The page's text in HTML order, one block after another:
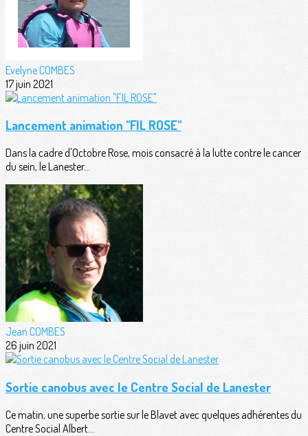
Evelyne COMBES
17 juin 2021
Lancement animation "FIL ROSE"
Dans la cadre d'Octobre Rose, mois consacré à la lutte contre le cancer
du sein, le Lanester...
Jean COMBES
26 juin 2021
Sortie canobus avec le Centre Social de Lanester
Ce matin, une superbe sortie sur le Blavet avec quelques adhérentes du
Centre Social Albert...